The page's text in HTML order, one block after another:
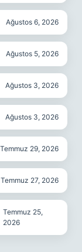
Ağustos 6, 2026
Ağustos 5, 2026
Ağustos 3, 2026
Ağustos 3, 2026
Temmuz 29, 2026
Temmuz 27, 2026
Temmuz 25,
2026